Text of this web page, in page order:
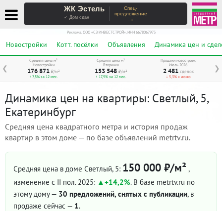
ЖК Эстель
✓ Дом сдан
Спец-
предложение
→
Реклама. ООО «СЗ ИНВЕСТСТРОЙ», ИНН 6678067973
Новостройки Котт. посёлки Объявления Динамика цен и
❮ ❯
Средняя цена м²
Новостройки
176 871 ₽/м²
↑ 7,5% за 12 мес.
Средняя цена м²
Вторичка
153 548 ₽/м²
↑ 17,9% за 12 мес.
Продажи новостроек
Июль 2026
2 481 сделок
↓ 5,3% к июню
Динамика цен на квартиры: Светлый, 5,
Екатеринбург
Средняя цена квадратного метра и история продаж
квартир в этом доме — по базе объявлений metrtv.ru.
Средняя цена в доме Светлый, 5: 150 000 ₽/м² ,
изменение с II пол. 2025:
+14,2%. В базе metrtv.ru по
этому дому — 30 предложений, снятых с публикации, в
продаже сейчас — 1.